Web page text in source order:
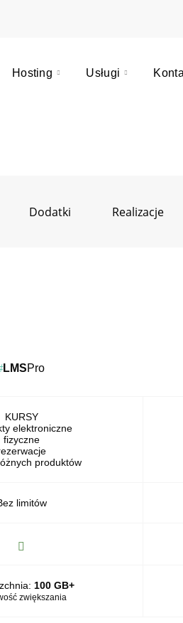
Hosting Usługi
Dodatki Realizacje
LMSPro
KURSY
elektroniczne
fizyczne
produktów
limitów
100 GB+
zwiększania